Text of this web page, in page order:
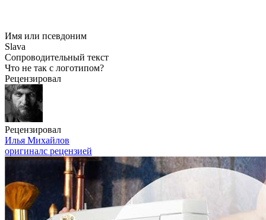
Имя или псевдоним
Slava
Сопроводительный текст
Что не так с логотипом?
Рецензировал
Рецензировал
Илья Михайлов
оригиналс рецензией